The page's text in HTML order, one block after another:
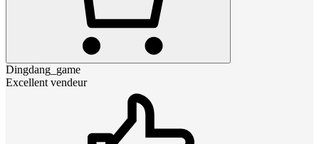
Dingdang_game
Excellent vendeur